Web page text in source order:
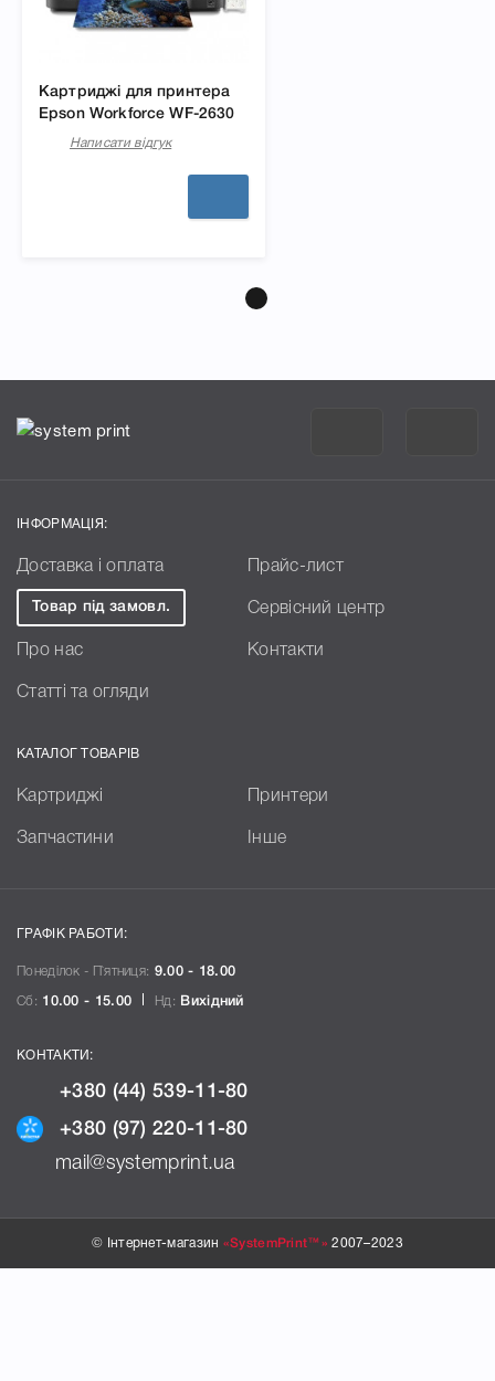
Картриджі для принтера
Epson Workforce WF-2630
Написати відгук
ІНФОРМАЦІЯ:
Доставка і оплата Прайс-лист
Товар під замовл. Сервісний центр
Про нас Контакти
Статті та огляди
КАТАЛОГ ТОВАРІВ
Картриджі Принтери
Запчастини Інше
ГРАФІК РАБОТИ:
Понеділок - П`ятниця: 9.00 - 18.00
Сб: 10.00 - 15.00 Нд: Вихідний
КОНТАКТИ:
+380 (44) 539-11-80
+380 (97) 220-11-80
mail@systemprint.ua
© Інтернет-магазин «SystemPrint™» 2007–2023